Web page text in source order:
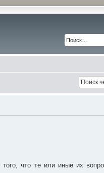
что те или иные их